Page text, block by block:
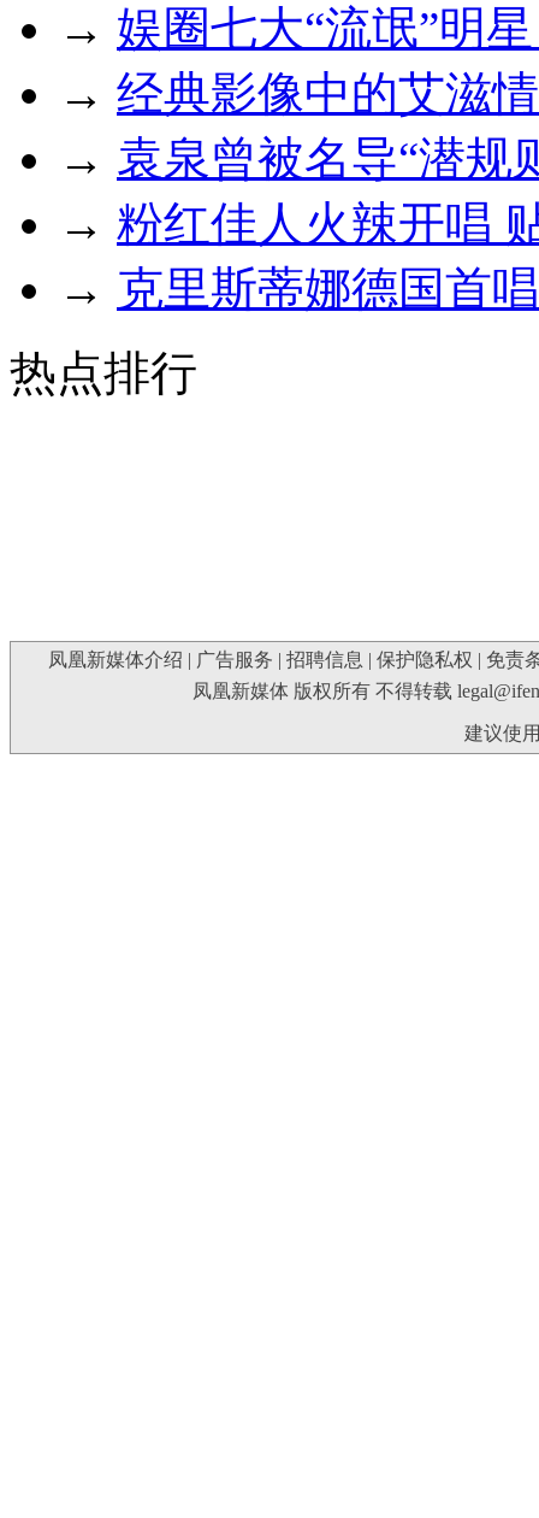
→ 娱圈七大“流氓”明
→ 经典影像中的艾滋
→ 袁泉曾被名导“潜规
→ 粉红佳人火辣开唱
→ 克里斯蒂娜德国首
热点排行
凤凰新媒体介绍 | 广告服务 | 招聘信息 | 保护隐私权 | 免责
凤凰新媒体 版权所有 不得转载
建议使